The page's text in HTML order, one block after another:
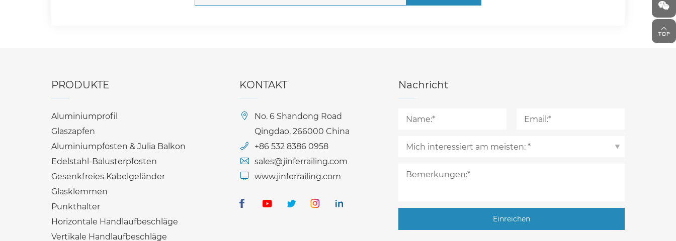
PRODUKTE
Aluminiumprofil
Glaszapfen
Aluminiumpfosten & Julia Balkon
Edelstahl-Balusterpfosten
Gesenkfreies Kabelgeländer
Glasklemmen
Punkthalter
Horizontale Handlaufbeschläge
Vertikale Handlaufbeschläge
KONTAKT
No. 6 Shandong Road
Qingdao, 266000 China
+86 532 8386 0958
sales@jinferrailing.com
www.jinferrailing.com
Nachricht
Einreichen